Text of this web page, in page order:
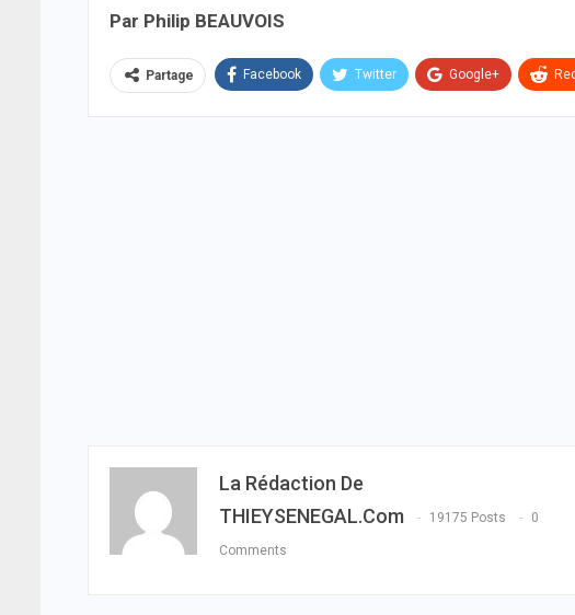
Par Philip BEAUVOIS
Partage Facebook Twitter Google+
La Rédaction De
THIEYSENEGAL.com
19175 Posts 0
Comments